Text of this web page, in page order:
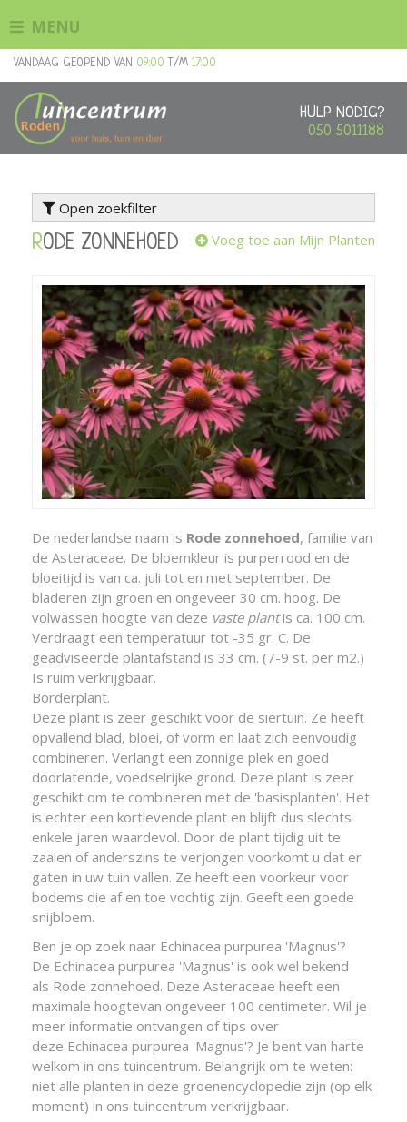
n
HULP NODIG?
050 5011188
VANDAAG GEOPEND VAN 09:00 T/M 17:00
MENU
Open zoekfilter
RODE ZONNEHOED Voeg toe aan Mijn Planten
De nederlandse naam is Rode zonnehoed, familie van
de Asteraceae. De bloemkleur is purperrood en de
bloeitijd is van ca. juli tot en met september. De
bladeren zijn groen en ongeveer 30 cm. hoog. De
volwassen hoogte van deze vaste plantis ca. 100 cm.
Verdraagt een temperatuur tot -35 gr. C. De
geadviseerde plantafstand is 33 cm. (7-9 st. per m2.)
Is ruim verkrijgbaar.
Borderplant.
Deze plant is zeer geschikt voor de siertuin. Ze heeft
opvallend blad, bloei, of vorm en laat zich eenvoudig
combineren. Verlangt een zonnige plek en goed
doorlatende, voedselrijke grond. Deze plant is zeer
geschikt om te combineren met de 'basisplanten'. Het
is echter een kortlevende plant en blijft dus slechts
enkele jaren waardevol. Door de plant tijdig uit te
zaaien of anderszins te verjongen voorkomt u dat er
gaten in uw tuin vallen. Ze heeft een voorkeur voor
bodems die af en toe vochtig zijn. Geeft een goede
snijbloem.
Ben je op zoek naar Echinacea purpurea 'Magnus'?
De Echinacea purpurea 'Magnus' is ook wel bekend
als Rode zonnehoed. Deze Asteraceae heeft een
maximale hoogtevan ongeveer 100 centimeter. Wil je
meer informatie ontvangen of tips over
deze Echinacea purpurea 'Magnus'? Je bent van harte
welkom in ons tuincentrum. Belangrijk om te weten:
niet alle planten in deze groenencyclopedie zijn (op elk
moment) in ons tuincentrum verkrijgbaar.